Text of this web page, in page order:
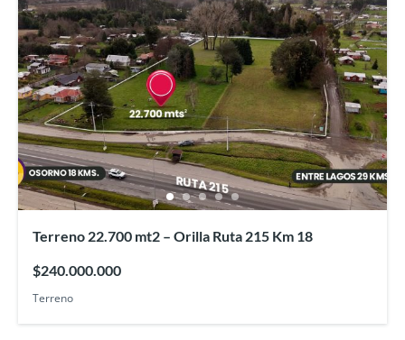
Terreno 22.700 mt2 – Orilla Ruta 215 Km 18
$240.000.000
Terreno